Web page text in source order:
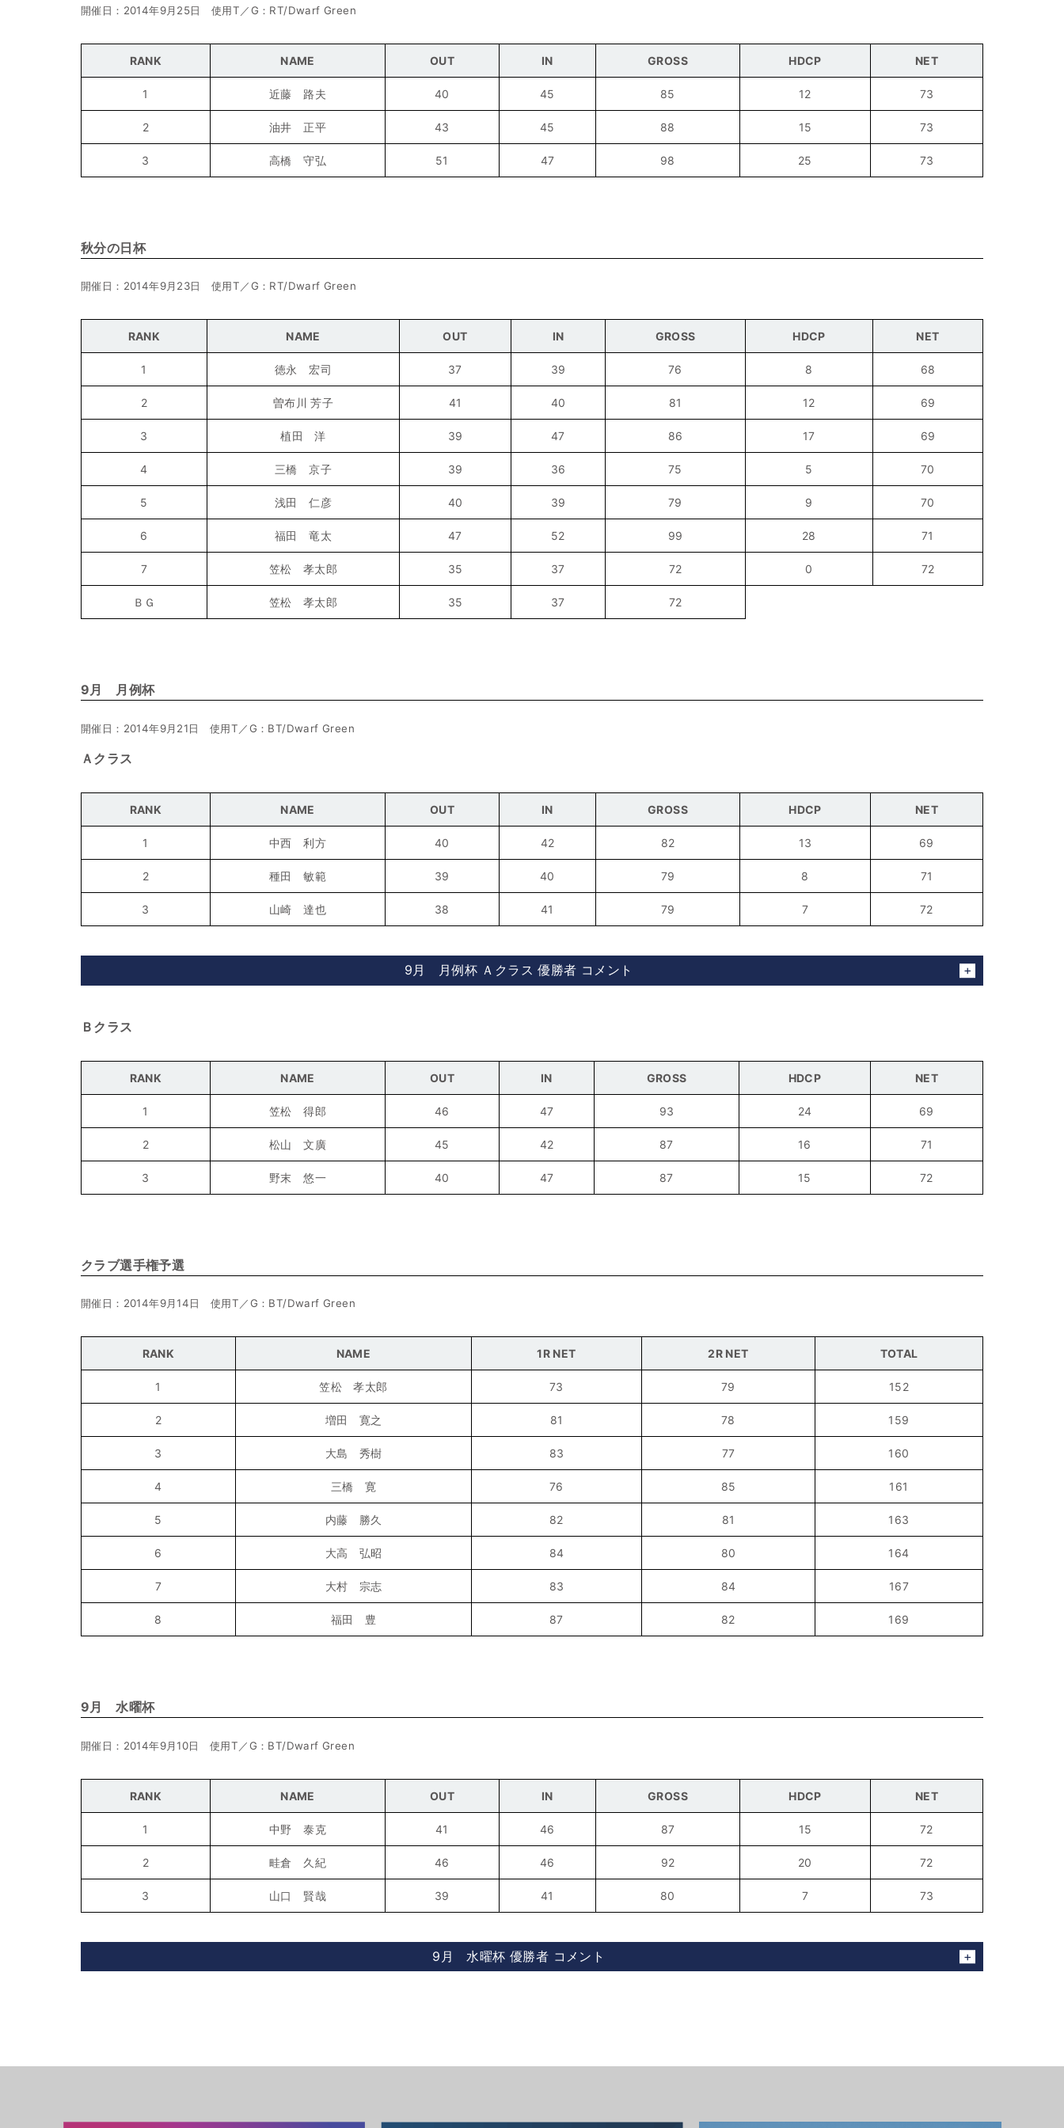
開催日：2014年9月25日 使用T／G：RT/Dwarf Green
RANK NAME OUT IN GROSS HDCP NET
1 近藤 路夫 40 45 85 12 73
2 油井 正平 43 45 88 15 73
3 高橋 守弘 51 47 98 25 73
秋分の日杯
開催日：2014年9月23日 使用T／G：RT/Dwarf Green
RANK NAME OUT IN GROSS HDCP NET
1 徳永 宏司 37 39 76 8 68
2 曽布川 芳子 41 40 81 12 69
3 植田 洋 39 47 86 17 69
4 三橋 京子 39 36 75 5 70
5 浅田 仁彦 40 39 79 9 70
6 福田 竜太 47 52 99 28 71
7 笠松 孝太郎 35 37 72 0 72
ＢＧ 笠松 孝太郎 35 37 72
9月 月例杯
開催日：2014年9月21日 使用T／G：BT/Dwarf Green
Ａクラス
RANK NAME OUT IN GROSS HDCP NET
1 中西 利方 40 42 82 13 69
2 種田 敏範 39 40 79 8 71
3 山崎 達也 38 41 79 7 72
9月 月例杯 Ａクラス 優勝者 コメント
Ｂクラス
RANK NAME OUT IN GROSS HDCP NET
1 笠松 得郎 46 47 93 24 69
2 松山 文廣 45 42 87 16 71
3 野末 悠一 40 47 87 15 72
クラブ選手権予選
開催日：2014年9月14日 使用T／G：BT/Dwarf Green
RANK NAME 1R NET 2R NET TOTAL
1 笠松 孝太郎 73 79 152
2 増田 寛之 81 78 159
3 大島 秀樹 83 77 160
4 三橋 寛 76 85 161
5 内藤 勝久 82 81 163
6 大高 弘昭 84 80 164
7 大村 宗志 83 84 167
8 福田 豊 87 82 169
9月 水曜杯
開催日：2014年9月10日 使用T／G：BT/Dwarf Green
RANK NAME OUT IN GROSS HDCP NET
1 中野 泰克 41 46 87 15 72
2 畦倉 久紀 46 46 92 20 72
3 山口 賢哉 39 41 80 7 73
9月 水曜杯 優勝者 コメント